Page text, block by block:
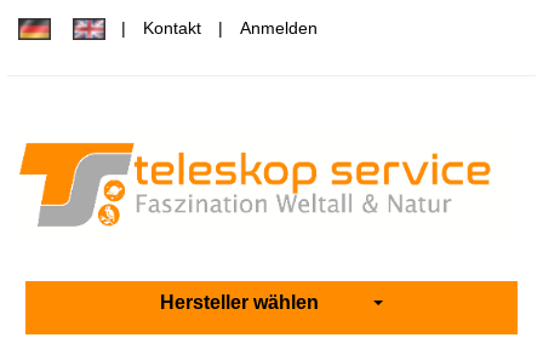
Kontakt Anmelden
Hersteller wählen